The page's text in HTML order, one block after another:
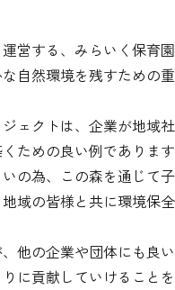
営する、みらいく保育
自然環境を残すための
ェクトは、企業が地域
ための良い例でありま
の為、この森を通じて
域の皆様と共に環境保
他の企業や団体にも良
に貢献していけること